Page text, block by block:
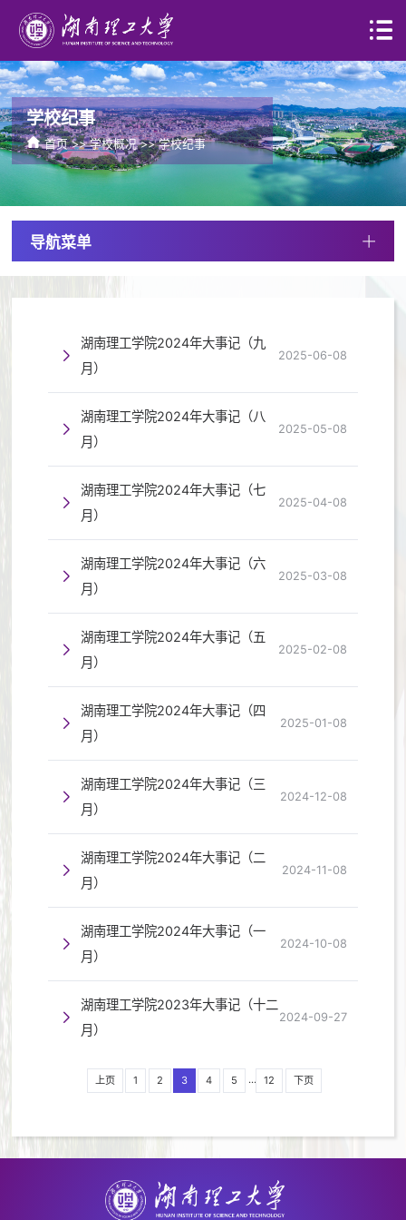
学校纪事
首页>>学校概况>>学校纪事
导航菜单
湖南理工学院2024年大事记（九
月）
2025-06-08
湖南理工学院2024年大事记（八
月）
2025-05-08
湖南理工学院2024年大事记（七
月）
2025-04-08
湖南理工学院2024年大事记（六
月）
2025-03-08
湖南理工学院2024年大事记（五
月）
2025-02-08
湖南理工学院2024年大事记（四
月）
2025-01-08
湖南理工学院2024年大事记（三
月）
2024-12-08
湖南理工学院2024年大事记（二
月）
2024-11-08
湖南理工学院2024年大事记（一
月）
2024-10-08
湖南理工学院2023年大事记（十二
月）
2024-09-27
上页 1 2 3 4 5 ... 12 下页